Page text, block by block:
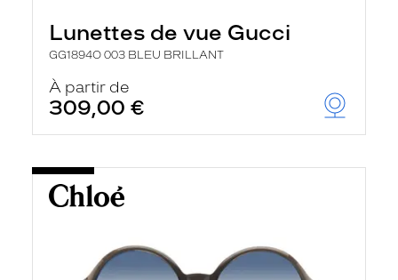
Lunettes de vue Gucci
GG1894O 003 BLEU BRILLANT
À partir de
309,00 €